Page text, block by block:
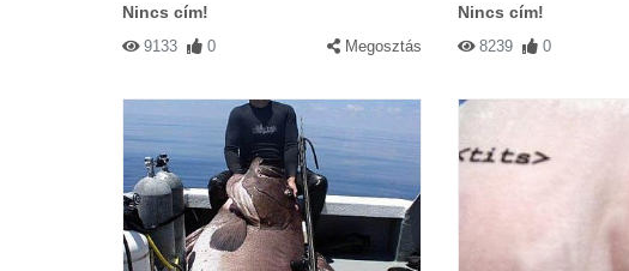
Nincs cím!
9133 0 Megosztás
Nincs cím!
8239 0